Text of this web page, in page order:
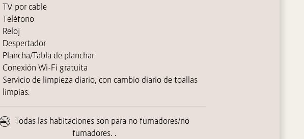
TV por cable
Teléfono
Reloj
Despertador
Plancha/Tabla de planchar
Conexión Wi-Fi gratuita
Servicio de limpieza diario, con cambio diario de toallas
limpias.
Todas las habitaciones son para no fumadores/no
fumadores. .